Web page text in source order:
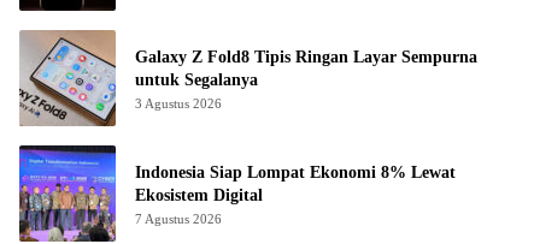
Galaxy Z Fold8 Tipis Ringan Layar Sempurna
untuk Segalanya
3 Agustus 2026
Indonesia Siap Lompat Ekonomi 8% Lewat
Ekosistem Digital
7 Agustus 2026